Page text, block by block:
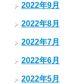
2022年9月
2022年8月
2022年7月
2022年6月
2022年5月